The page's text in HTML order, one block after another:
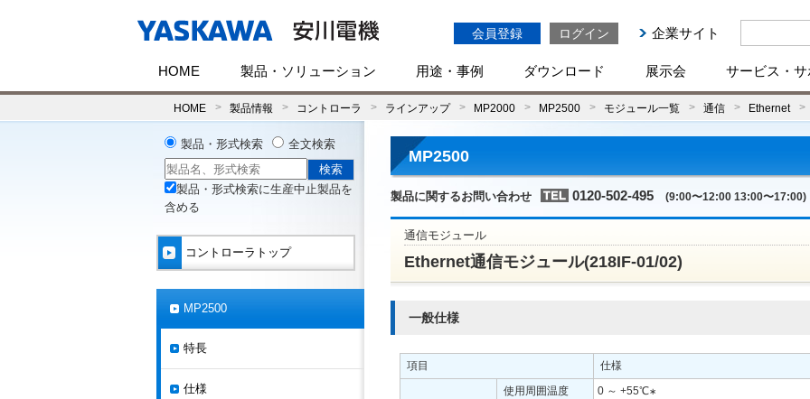
会員登録 ログイン 企業サイト
HOME 製品・ソリューション 用途・事例 ダウンロード 展示会 サービス・サ
HOME 製品情報 コントローラ ラインアップ MP2000 MP2500 モジュール一覧 通信 Ethernet
MP2500
製品に関するお問い合わせ 0120-502-495 (9:00〜12:00 13:00〜17:00)
通信モジュール
Ethernet通信モジュール(218IF-01/02)
一般仕様
項目 仕様
使用周囲温度 0 ～ +55℃∗
製品・形式検索 全文検索
製品・形式検索に生産中止製品を
含める
コントローラトップ
MP2500
特長
仕様